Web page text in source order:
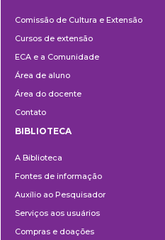
e
Extensão
Comissão de Cultura e Extensão
Cursos de extensão
ECA e a Comunidade
Área de aluno
Área do docente
Contato
BIBLIOTECA
A Biblioteca
Fontes de informação
Auxílio ao Pesquisador
Serviços aos usuários
Compras e doações